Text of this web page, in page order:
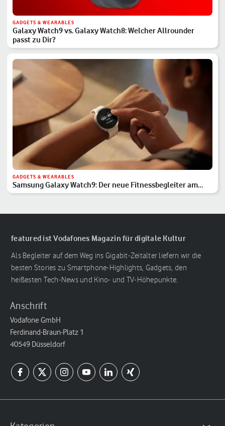
GADGETS & WEARABLES
Galaxy Watch9 vs. Galaxy Watch8: Welcher Allrounder
passt zu Dir?
GADGETS & WEARABLES
Samsung Galaxy Watch9: Der neue Fitnessbegleiter am
Handgelenk
featured ist Vodafones Magazin für digitale Kultur
Als Begleiter auf dem Weg ins Gigabit-Zeitalter liefern wir die
besten Stories zu Smartphone-Highlights, Gadgets, den
heißesten Tech-News und Kino- und TV-Höhepunkte.
Anschrift
Vodafone GmbH
Ferdinand-Braun-Platz 1
40549 Düsseldorf